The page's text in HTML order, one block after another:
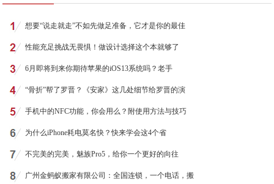
想要“说走就走”不如先做足准备，它才是你的最佳
性能充足挑战无畏惧！做设计选择这个本就够了
6月即将到来你期待苹果的iOS13系统吗？老手
“骨折”帮了罗晋？《安家》这几处细节给罗晋的演
手机中的NFC功能，你会用么？附使用方法与技巧
为什么iPhone耗电莫名快？快来学会这4个省
不完美的完美，魅族Pro5，给你一个更好的向往
广州金蚂蚁搬家有限公司：全国连锁，一个电话，搬